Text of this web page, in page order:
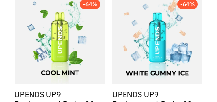
-64%
UPENDS UP9
-64%
UPENDS UP9